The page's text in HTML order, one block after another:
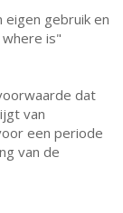
gebruik en
is"
dat
van
een periode
van de